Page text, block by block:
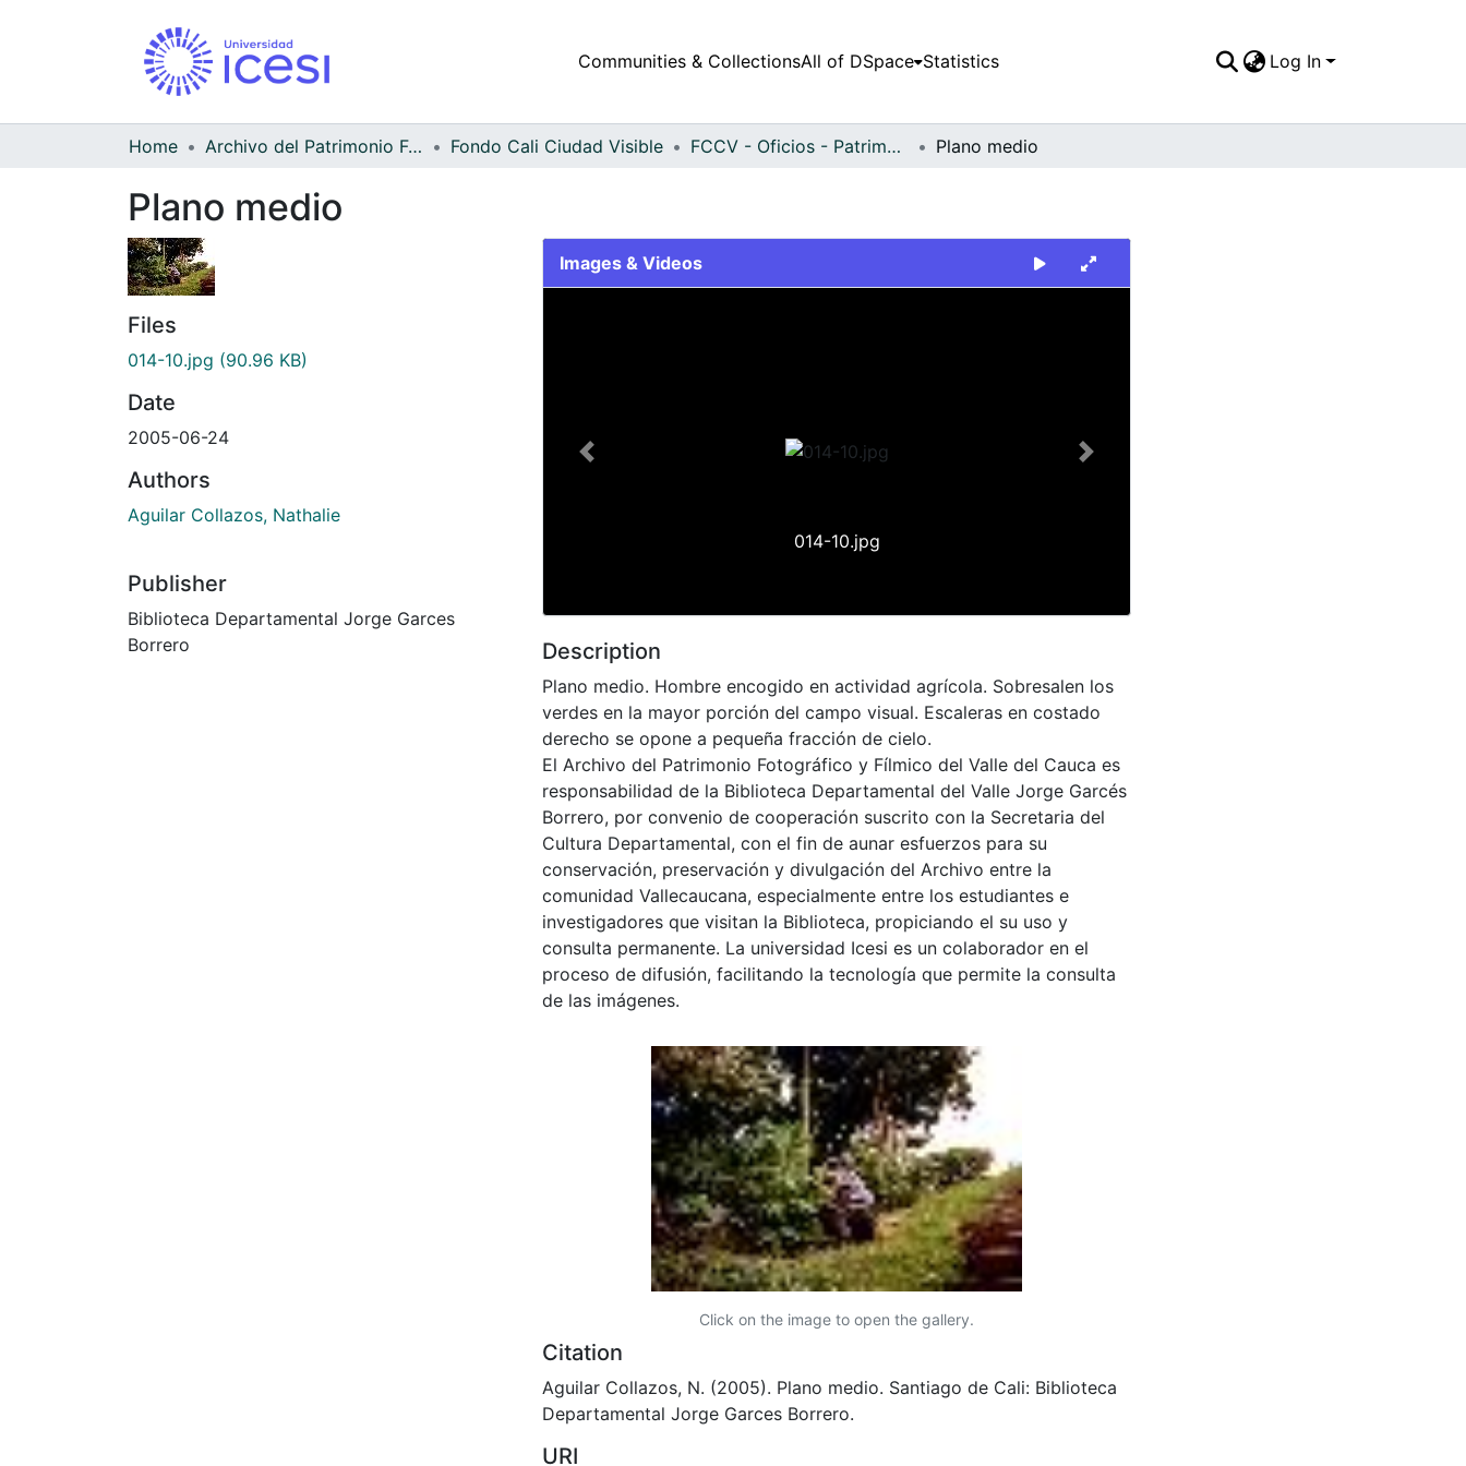
Communities & CollectionsAll of DSpace Statistics Log In
Home Archivo del Patrimonio Fotográfico y Fílmico del Valle del Cauca Fondo Cali Ciudad Visible FCCV - Oficios - Patrimonial Plano medio
Plano medio
Files
014-10.jpg (90.96 KB)
Date
2005-06-24
Authors
Aguilar Collazos, Nathalie
Publisher
Biblioteca Departamental Jorge Garces
Borrero
Images & Videos
014-10.jpg
Previous Next
Description
Plano medio. Hombre encogido en actividad agrícola. Sobresalen los
verdes en la mayor porción del campo visual. Escaleras en costado
derecho se opone a pequeña fracción de cielo.
El Archivo del Patrimonio Fotográfico y Fílmico del Valle del Cauca es
responsabilidad de la Biblioteca Departamental del Valle Jorge Garcés
Borrero, por convenio de cooperación suscrito con la Secretaria del
Cultura Departamental, con el fin de aunar esfuerzos para su
conservación, preservación y divulgación del Archivo entre la
comunidad Vallecaucana, especialmente entre los estudiantes e
investigadores que visitan la Biblioteca, propiciando el su uso y
consulta permanente. La universidad Icesi es un colaborador en el
proceso de difusión, facilitando la tecnología que permite la consulta
de las imágenes.
Click on the image to open the gallery.
Citation
Aguilar Collazos, N. (2005). Plano medio. Santiago de Cali: Biblioteca
Departamental Jorge Garces Borrero.
URI